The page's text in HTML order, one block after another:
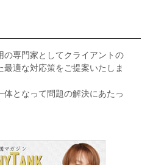
の専門家としてクライアントの
適な対応策をご提案いたしま
体となって問題の解決にあたっ